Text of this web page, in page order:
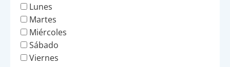
Lunes
Martes
Miércoles
Sábado
Viernes